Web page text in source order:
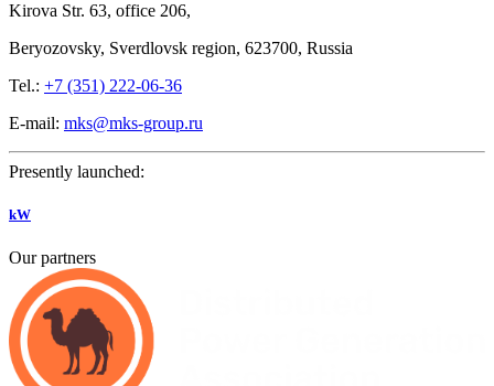
Kirova Str. 63, office 206,
Beryozovsky, Sverdlovsk region, 623700, Russia
Tel.: +7 (351) 222-06-36
E-mail: mks@mks-group.ru
Presently launched:
kW
Our partners